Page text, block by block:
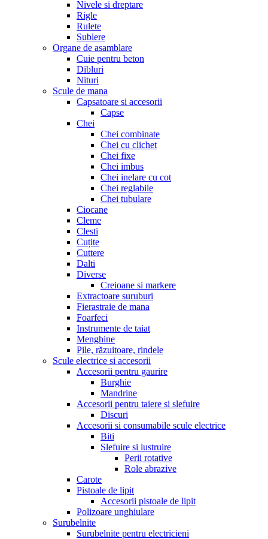
Nivele si dreptare
Rigle
Rulete
Sublere
Organe de asamblare
Cuie pentru beton
Dibluri
Nituri
Scule de mana
Capsatoare si accesorii
Capse
Chei
Chei combinate
Chei cu clichet
Chei fixe
Chei imbus
Chei inelare cu cot
Chei reglabile
Chei tubulare
Ciocane
Cleme
Clesti
Cuțite
Cuttere
Dalti
Diverse
Creioane si markere
Extractoare suruburi
Fierastraie de mana
Foarfeci
Instrumente de taiat
Menghine
Pile, răzuitoare, rindele
Scule electrice si accesorii
Accesorii pentru gaurire
Burghie
Mandrine
Accesorii pentru taiere si slefuire
Discuri
Accesorii si consumabile scule electrice
Biti
Slefuire si lustruire
Perii rotative
Role abrazive
Carote
Pistoale de lipit
Accesorii pistoale de lipit
Polizoare unghiulare
Surubelnite
Surubelnite pentru electricieni